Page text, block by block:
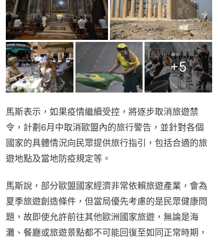
+5
馬斯表示，如果疫情繼續受控，將逐步取消旅遊禁
令，計劃6月中取消歐盟內的旅行警告，並針對各個
國家的具體情況向民眾提供旅行指引，包括合適的旅
遊地點及當地防疫規定等。
馬斯說，部分歐盟國家經濟非常依賴旅遊產業，會為
夏季旅遊創造條件，但當局優先考慮的是民眾健康問
題，故即使允許前往其他歐洲國家旅遊，無論是海
灘、餐廳或旅遊景點都不可能回復至如同正常時期，